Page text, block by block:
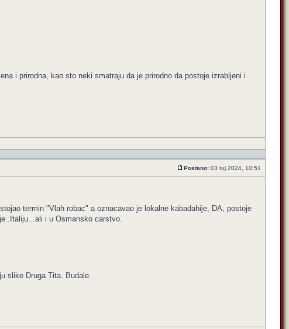
i prirodna, kao sto neki smatraju da je prirodno da postoje izrabljeni i
Postano: 03 ruj 2024, 10:51
termin "Vlah robac" a oznacavao je lokalne kabadahije, DA, postoje
i u Osmansko carstvo.
slike Druga Tita. Budale.